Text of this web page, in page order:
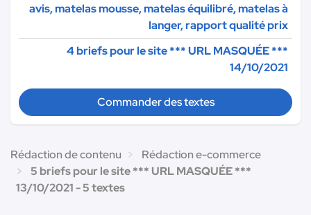
avis, matelas mousse, matelas équilibré, matelas à
langer, rapport qualité prix
4 briefs pour le site*** URL MASQUÉE ***
14/10/2021
Commander des textes
Rédaction de contenu
Rédaction e-commerce
5 briefs pour le site *** URL MASQUÉE ***
13/10/2021 - 5 textes